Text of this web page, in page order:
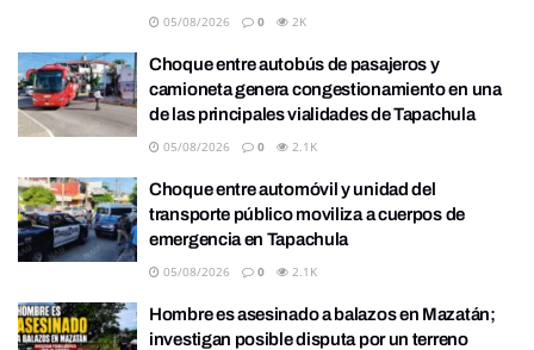
05/08/2026 0 2K
Choque entre autobús de pasajeros y
camioneta genera congestionamiento en una
de las principales vialidades de Tapachula
05/08/2026 0 2.1K
Choque entre automóvil y unidad del
transporte público moviliza a cuerpos de
emergencia en Tapachula
05/08/2026 0 2.1K
Hombre es asesinado a balazos en Mazatán;
investigan posible disputa por un terreno